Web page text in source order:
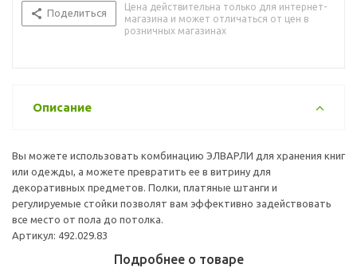
Поделиться
Цена действительна только для интернет-
магазина и может отличаться от цен в
розничных магазинах
Описание
Вы можете использовать комбинацию ЭЛВАРЛИ для хранения книг
или одежды, а можете превратить ее в витрину для
декоративных предметов. Полки, платяные штанги и
регулируемые стойки позволят вам эффективно задействовать
все место от пола до потолка.
Артикул: 492.029.83
Подробнее о товаре